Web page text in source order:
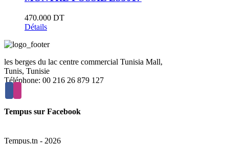
470.000 DT
Détails
les berges du lac centre commercial Tunisia Mall,
Tunis, Tunisie
Téléphone: 00 216 26 879 127
Tempus sur Facebook
Tempus.tn - 2026